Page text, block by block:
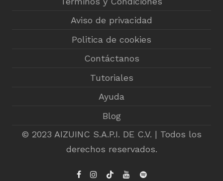
Aviso de privacidad
Politica de cookies
Contáctanos
Tutoriales
Ayuda
Blog
© 2023 AIZUINC S.A.P.I. DE C.V. | Todos los
derechos reservados.